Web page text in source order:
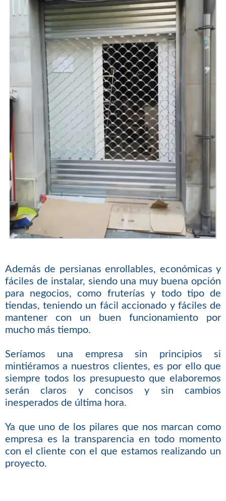
Además de persianas enrollables, económicas y
fáciles de instalar, siendo una muy buena opción
para negocios, como fruterías y todo tipo de
tiendas, teniendo un fácil accionado y fáciles de
mantener con un buen funcionamiento por
mucho más tiempo.
Seríamos una empresa sin principios si
mintiéramos a nuestros clientes, es por ello que
siempre todos los presupuesto que elaboremos
serán claros y concisos y sin cambios
inesperados de última hora.
Ya que uno de los pilares que nos marcan como
empresa es la transparencia en todo momento
con el cliente con el que estamos realizando un
proyecto.